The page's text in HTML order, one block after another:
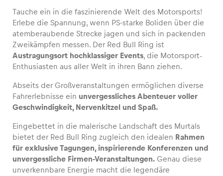
Seiten
Alle anzeigen
Fahrzeug
Alle anzeigen
Tauche ein in die faszinierende Welt des Motorsports!
Erlebe die Spannung, wenn PS-starke Boliden über die
atemberaubende Strecke jagen und sich in packenden
Zweikämpfen messen. Der Red Bull Ring ist
Austragungsort hochklassiger Events, die Motorsport-
Enthusiasten aus aller Welt in ihren Bann ziehen.
Abseits der Großveranstaltungen ermöglichen diverse
Fahrerlebnisse ein unvergessliches Abenteuer voller
Geschwindigkeit, Nervenkitzel und Spaß.
Eingebettet in die malerische Landschaft des Murtals
bietet der Red Bull Ring zugleich den idealen Rahmen
für exklusive Tagungen, inspirierende Konferenzen und
unvergessliche Firmen-Veranstaltungen. Genau diese
unverkennbare Energie macht die legendäre